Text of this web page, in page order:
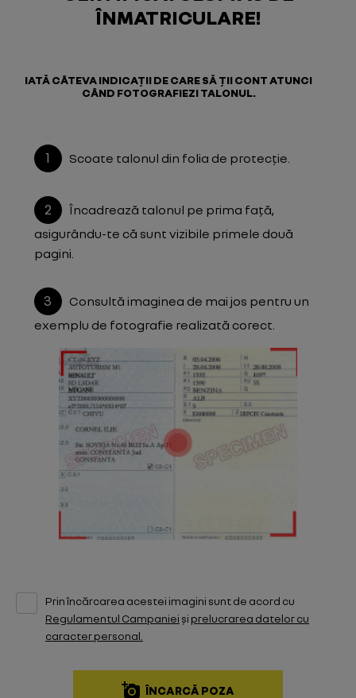
ÎNMATRICULARE!
IATĂ CÂTEVA INDICAȚII DE CARE SĂ ȚII CONT ATUNCI
CÂND FOTOGRAFIEZI TALONUL.
1 Scoate talonul din folia de protecție.
2
Încadrează talonul pe prima față,
asigurându-te că sunt vizibile primele două
pagini.
3
Consultă imaginea de mai jos pentru un
exemplu de fotografie realizată corect.
Prin încărcarea acestei imagini sunt de acord cu
Regulamentul Campaniei și prelucrarea datelor cu
caracter personal.
ÎNCARCĂ POZA